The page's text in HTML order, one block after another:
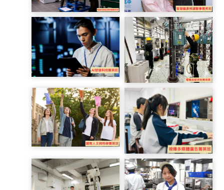
汽車科 照服科
資訊科
電機科